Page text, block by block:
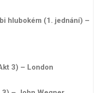
hlubokém (1. jednání) –
3) – London